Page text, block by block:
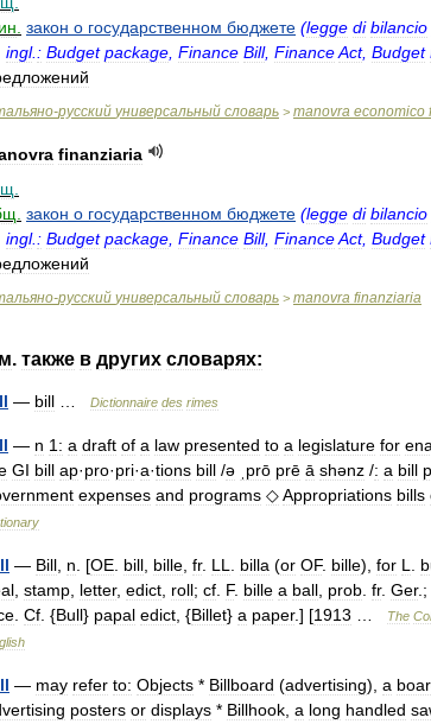
закон о государственном бюджете (legge di bilancio
ingl. : Budget package Finance Bill, FinanceAct, Budget
-русский универсальный словарь > manovra economico
finanziaria
закон о государственном бюджете (legge di bilancio
ingl. : Budget package Finance Bill, FinanceAct, Budget
-русский универсальный словарь > manovra finanziaria
. также в других словарях:
— bill Dictionnaire des rimes
— n 1: a draft of a law presented to a legislature for
GI bill ap·pro·pri·a·tions bill /ə ˌprō prē ā shənz /: a bill
expenses and programs ◇Appropriations bills
— Bill n . [OE bill bille fr. LL billa (or OF. bille), for L
stamp letter, edict roll; cf F. bille a ball prob fr. Ger.;
Cf . {Bull} papal edict , {Billet} a paper.] [1913 The
— may refer to: Objects * Billboard (advertising), a
posters or displays * Billhook a long handled